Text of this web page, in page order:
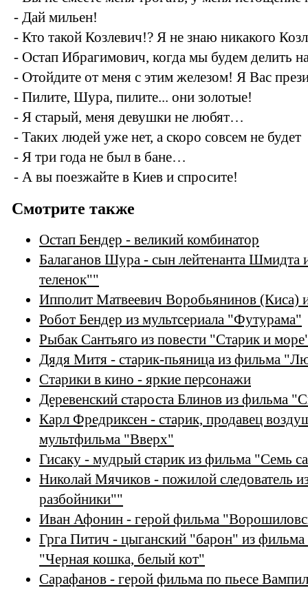
- Дай мильен!
- Кто такой Козлевич!? Я не знаю никакого
- Остап Ибрагимович, когда мы будем делить
- Отойдите от меня с этим железом! Я Вас
- Пилите, Шура, пилите... они золотые!
- Я старый, меня девушки не любят…
- Таких людей уже нет, а скоро совсем не будет
- Я три года не был в бане…
- А вы поезжайте в Киев и спросите!
Смотрите также
Остап Бендер - великий комбинатор
Балаганов Шура - сын лейтенанта Шмидта
теленок""
Ипполит Матвеевич Воробьянинов (Киса)
Робот Бендер из мультсериала "Футурама"
Рыбак Сантьяго из повести "Старик и
Дядя Митя - старик-пьяница из фильма
Старики в кино - яркие персонажи
Деревенский староста Блинов из фильма
Карл Фредриксен - старик, продавец
мультфильма "Вверх"
Гисаку - мудрый старик из фильма "Семь
Николай Мячиков - пожилой следователь
разбойники""
Иван Афонин - герой фильма
Грга Питич - цыганский "барон" из
"Черная кошка, белый кот"
Сарафанов - герой фильма по пьесе